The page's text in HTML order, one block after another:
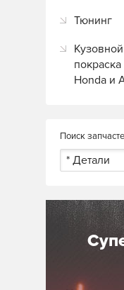
Тюнинг
Honda и
Поиск